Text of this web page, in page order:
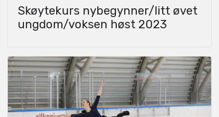
Skøytekurs nybegynner/litt øvet
ungdom/voksen høst 2023